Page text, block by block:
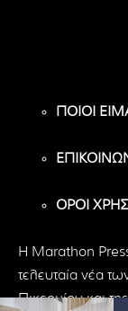
ΠΟΙΟΙ
ΟΡΟΙ
H Marathon
τελευταία νέα
Πικερμίου και